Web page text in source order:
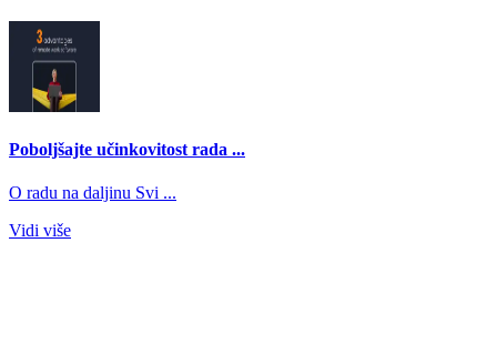
Poboljšajte učinkovitost rada ...
O radu na daljinu Svi ...
Vidi više